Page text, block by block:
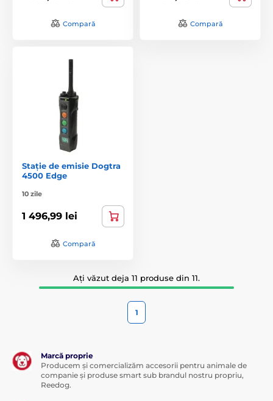
Compară Compară
Stație de emisie Dogtra
4500 Edge
10 zile
1 496,99 lei
Compară
Ați văzut deja 11 produse din 11.
1
Marcă proprie
Producem și comercializăm accesorii pentru animale de
companie și produse smart sub brandul nostru propriu,
Reedog.